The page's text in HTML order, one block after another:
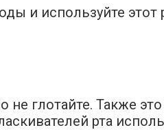
и используйте этот
не глотайте. Также
рта